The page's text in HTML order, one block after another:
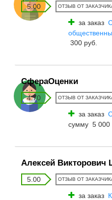
5.00 ОТЗЫВ ОТ
за заказ
300 руб.
СфераОценки
4.70 ОТЗЫВ ОТ
за заказ
сумму 5 000
Алексей Викторович
5.00 ОТЗЫВ ОТ
за заказ